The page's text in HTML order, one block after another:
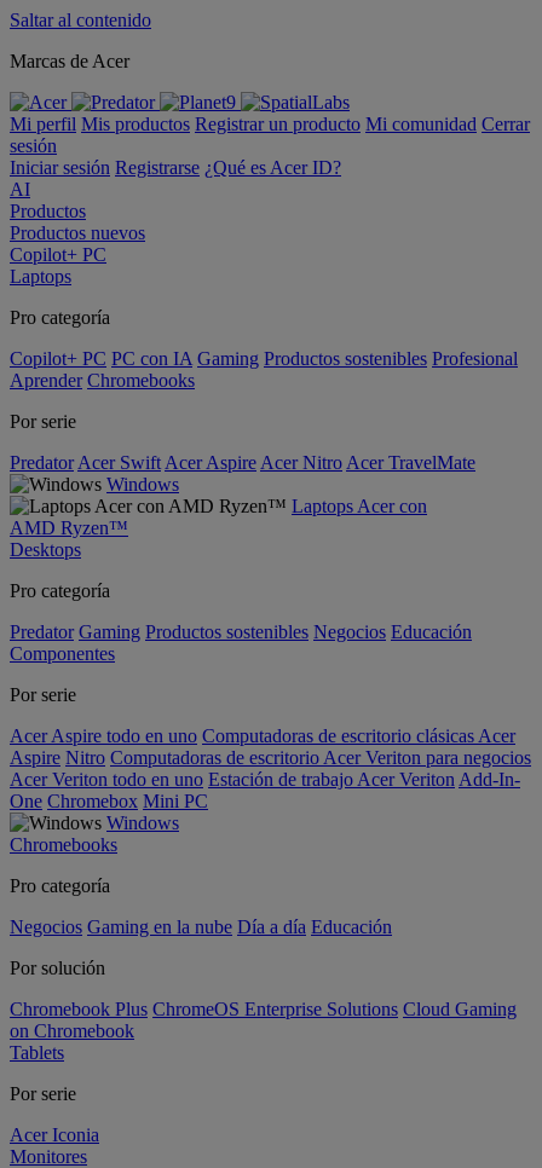
Saltar al contenido
Marcas de Acer
Mi perfil Mis productos Registrar un producto Mi comunidad Cerrar
sesión
Iniciar sesión Registrarse ¿Qué es Acer ID?
AI
Productos
Productos nuevos
Copilot+ PC
Laptops
Pro categoría
Copilot+ PC PC con IA Gaming Productos sostenibles Profesional
Aprender Chromebooks
Por serie
Predator Acer Swift Acer Aspire Acer Nitro Acer TravelMate
Windows
Laptops Acer con
AMD Ryzen™
Desktops
Pro categoría
Predator Gaming Productos sostenibles Negocios Educación
Componentes
Por serie
Acer Aspire todo en uno Computadoras de escritorio clásicas Acer
Aspire Nitro Computadoras de escritorio Acer Veriton para negocios
Acer Veriton todo en uno Estación de trabajo Acer Veriton Add-In-
One Chromebox Mini PC
Windows
Chromebooks
Pro categoría
Negocios Gaming en la nube Día a día Educación
Por solución
Chromebook Plus ChromeOS Enterprise Solutions Cloud Gaming
on Chromebook
Tablets
Por serie
Acer Iconia
Monitores